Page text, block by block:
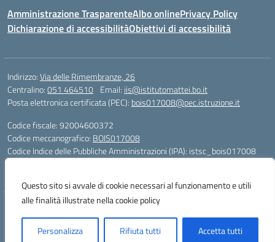
Questo sito si avvale di cookie necessari al funzionamento e utili
alle finalità illustrate nella cookie policy
Personalizza Rifiuta tutti Accetta tutti
Amministrazione TrasparenteAlbo onlinePrivacy Policy
Dichiarazione di accessibilitàObiettivi di accessibilità
Indirizzo:Via delle Rimembranze, 26
Centralino:051 464510 Email: iis@istitutomattei.bo.it
Posta elettronica certificata (PEC): bois017008@pec.istruzione.it
Codice fiscale: 92004600372
Codice meccanografico: BOIS017008
Codice Indice delle Pubbliche Amministrazioni (IPA): istsc_bois017008
Concept & Design by Designers Italia